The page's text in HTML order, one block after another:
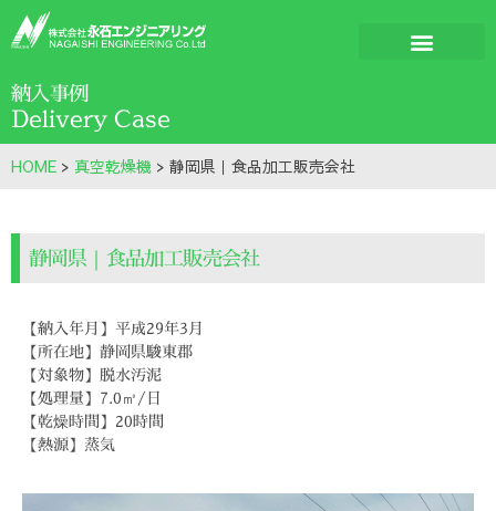
納入事例
Delivery Case
HOME > 真空乾燥機 > 静岡県｜食品加工販売会社
静岡県｜食品加工販売会社
【納入年月】平成29年3月
【所在地】静岡県駿東郡
【対象物】脱水汚泥
【処理量】7.0㎥/日
【乾燥時間】20時間
【熱源】蒸気